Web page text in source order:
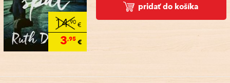
14,90€
3,95€
pridať do košíka